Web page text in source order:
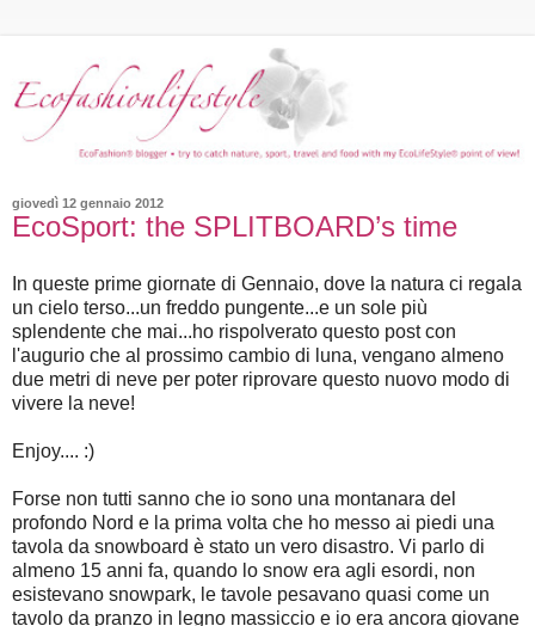
giovedì 12 gennaio 2012
EcoSport: the SPLITBOARD’s time
In queste prime giornate di Gennaio, dove la natura ci regala
un cielo terso...un freddo pungente...e un sole più
splendente che mai...ho rispolverato questo post con
l'augurio che al prossimo cambio di luna, vengano almeno
due metri di neve per poter riprovare questo nuovo modo di
vivere la neve!
Enjoy.... :)
Forse non tutti sanno che io sono una montanara del
profondo Nord e la prima volta che ho messo ai piedi una
tavola da snowboard è stato un vero disastro. Vi parlo di
almeno 15 anni fa, quando lo snow era agli esordi, non
esistevano snowpark, le tavole pesavano quasi come un
tavolo da pranzo in legno massiccio e io era ancora giovane